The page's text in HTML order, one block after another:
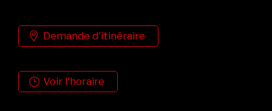
Demande d'itinéraire
Voir l'horaire